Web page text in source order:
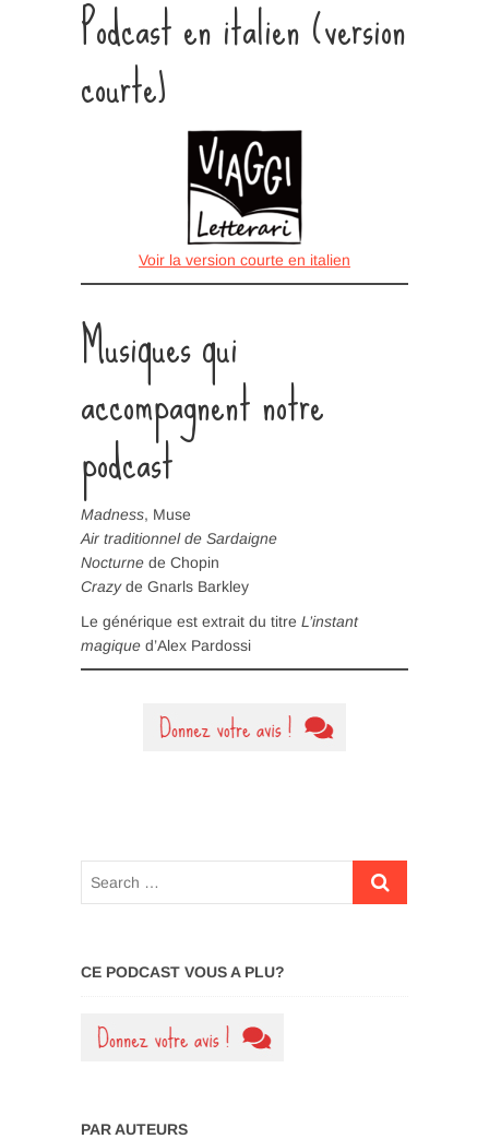
Podcast en italien (version
courte)
Voir la version courte en italien
Musiques qui
accompagnent notre
podcast
Madness, Muse
Air traditionnel de Sardaigne
Nocturne de Chopin
Crazyde Gnarls Barkley
Le générique est extrait du titre L’instant
magique d’Alex Pardossi
CE PODCAST VOUS A PLU?
PAR AUTEURS